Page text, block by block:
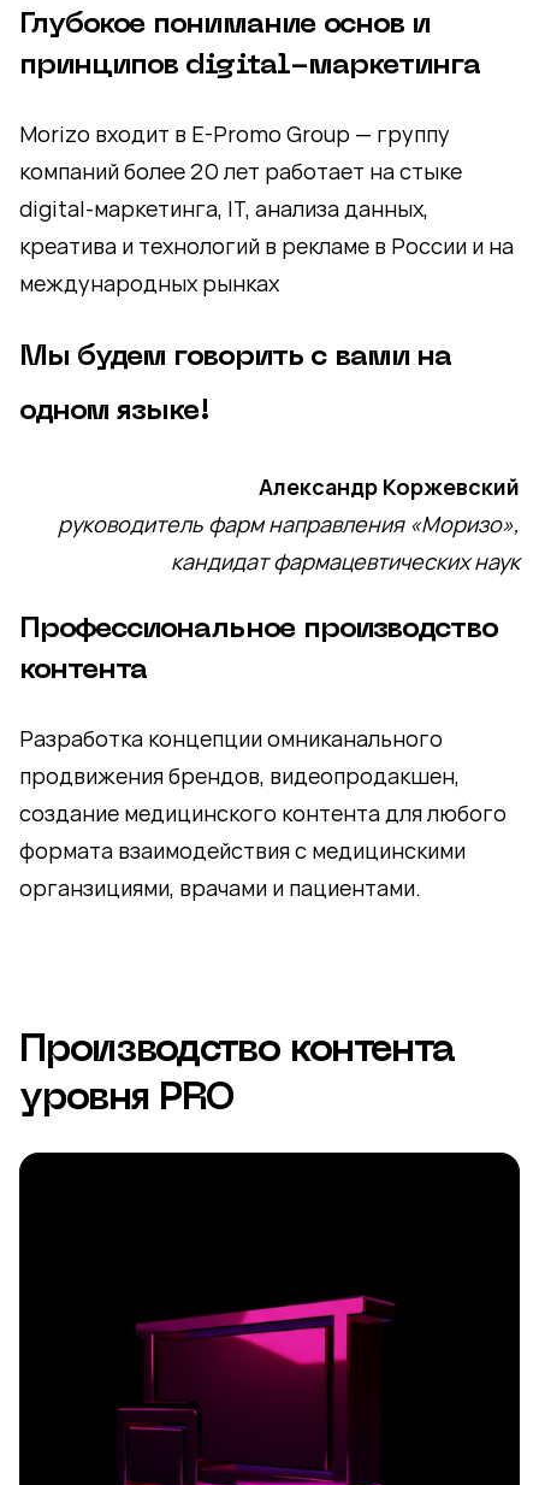
Глубокое понимание основ и
принципов digital-маркетинга
Morizo входит в E-Promo Group — группу
компаний более 20 лет работает на стыке
digital-маркетинга, IT, анализа данных,
креатива и технологий в рекламе в России и на
международных рынках
Мы будем говорить с вами на
одном языке!
Александр Коржевский
руководитель фарм направления «Моризо»,
кандидат фармацевтических наук
Профессиональное производство
контента
Разработка концепции омниканального
продвижения брендов, видеопродакшен,
создание медицинского контента для любого
формата взаимодействия с медицинскими
органзициями, врачами и пациентами.
Производство контента
уровня PRO